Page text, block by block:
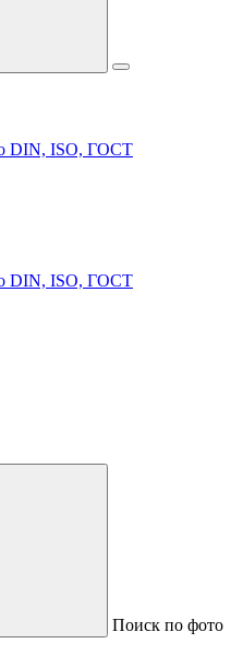
DIN, ISO, ГОСТ
DIN, ISO, ГОСТ
Поиск по фото